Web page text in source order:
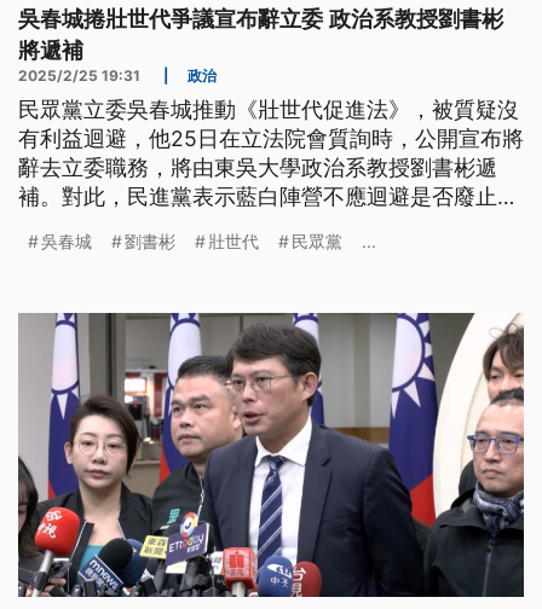
吳春城捲壯世代爭議宣布辭立委 政治系教授劉書彬
將遞補
2025/2/25 19:31 政治
民眾黨立委吳春城推動《壯世代促進法》，被質疑沒
有利益迴避，他25日在立法院會質詢時，公開宣布將
辭去立委職務，將由東吳大學政治系教授劉書彬遞
補。對此，民進黨表示藍白陣營不應迴避是否廢止
污名化，會持續關心、推動。
吳春城 劉書彬 壯世代 民眾黨 ...